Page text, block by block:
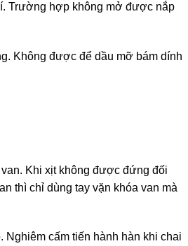
Trường hợp không mở được nắp
Không được để dầu mỡ bám dính
Khi xịt không được đứng đối
thì chỉ dùng tay vặn khóa van mà
Nghiêm cấm tiến hành hàn khi chai